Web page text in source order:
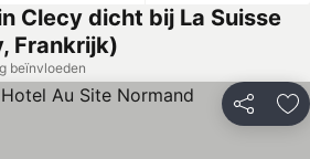
Clecy dicht bij La Suisse
Frankrijk)
beïnvloeden
Delen